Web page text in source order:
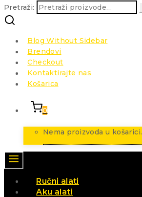
Pretraži:
Blog Without Sidebar
Brendovi
Checkout
Kontaktirajte nas
Košarica
0
Nema proizvoda u košarici.
Ručni alati
Aku alati